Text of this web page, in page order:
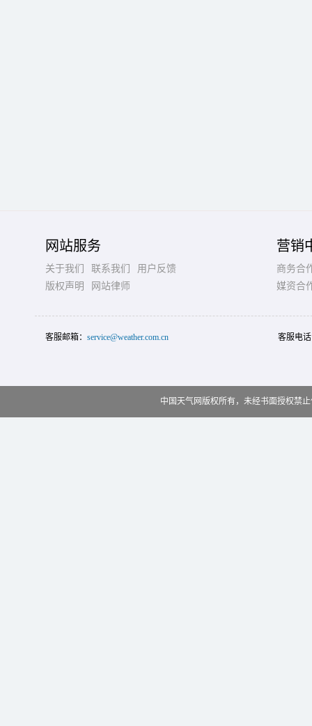
网站服务
关于我们 联系我们
用户反馈
版权声明
网站律师
营销
商务合
媒资合
客服邮箱： service@weather.com.cn 客服电
中国天气网版权所有，未经书面授权